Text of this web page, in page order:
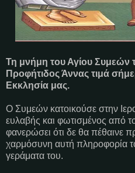
Τη μνήμη του Αγίου Συμεών
Προφήτιδος Άννας τιμά
Εκκλησία μας.
Ο Συμεών κατοικούσε στην
ευλαβής και φωτισμένος από
φανερώσει ότι δε θα πέθαινε
χαρμόσυνη αυτή πληροφορία
γεράματα του.